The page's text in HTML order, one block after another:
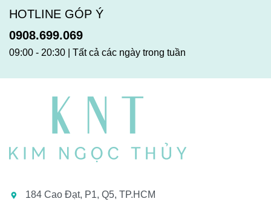
HOTLINE GÓP Ý
0908.699.069
09:00 - 20:30 | Tất cả các ngày trong tuần
184 Cao Đạt, P1, Q5, TP.HCM